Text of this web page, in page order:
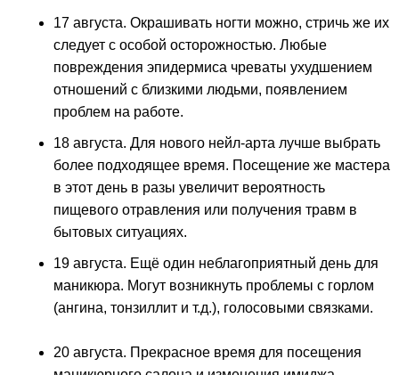
17 августа. Окрашивать ногти можно, стричь же их
следует с особой осторожностью. Любые
повреждения эпидермиса чреваты ухудшением
отношений с близкими людьми, появлением
проблем на работе.
18 августа. Для нового нейл-арта лучше выбрать
более подходящее время. Посещение же мастера
в этот день в разы увеличит вероятность
пищевого отравления или получения травм в
бытовых ситуациях.
19 августа. Ещё один неблагоприятный день для
маникюра. Могут возникнуть проблемы с горлом
(ангина, тонзиллит и т.д.), голосовыми связками.
20 августа. Прекрасное время для посещения